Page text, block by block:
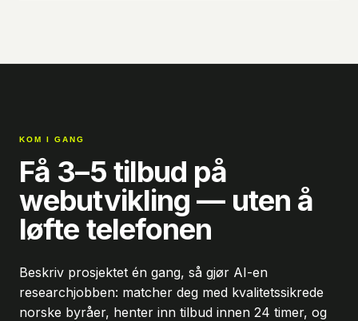
KOM I GANG
Få 3–5 tilbud på
webutvikling — uten å
løfte telefonen
Beskriv prosjektet én gang, så gjør AI-en
researchjobben: matcher deg med kvalitetssikrede
norske byråer, henter inn tilbud innen 24 timer, og